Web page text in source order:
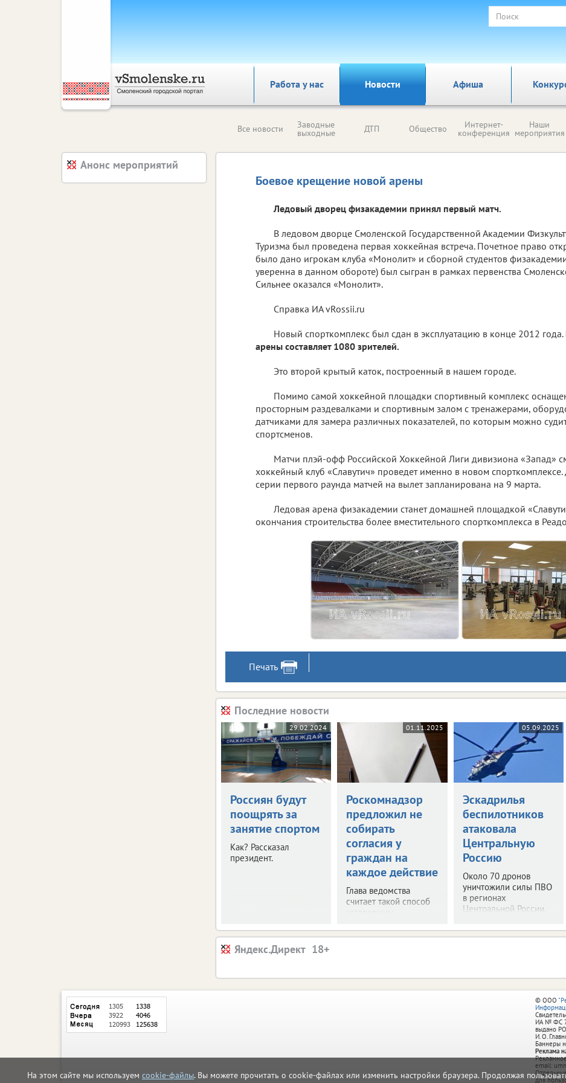
На этом сайте мы используем cookie-файлы. Вы можете прочитать о cookie-файлах или изменить настройки браузера. Продолжая
Работа у нас Новости Афиша
Все новости Заводные
выходные ДТП Общество Интернет-
конференция
Наши
мероприятия
Боевое крещение новой арены
Ледовый дворец физакадемии принял первый матч.
В ледовом дворце Смоленской Государственной Академии
Туризма был проведена первая хоккейная встреча. Почетное право
было дано игрокам клуба «Монолит» и сборной студентов
уверенна в данном обороте) был сыгран в рамках первенства
Сильнее оказался «Монолит».
Справка ИА vRossii.ru
Новый спорткомплекс был сдан в эксплуатацию в конце 2012 года.
арены составляет 1080 зрителей.
Это второй крытый каток, построенный в нашем городе.
Помимо самой хоккейной площадки спортивный комплекс
просторным раздевалками и спортивным залом с тренажерами,
датчиками для замера различных показателей, по которым можно
спортсменов.
Матчи плэй-офф Российской Хоккейной Лиги дивизиона «Запад»
хоккейный клуб «Славутич» проведет именно в новом спорткомплексе.
серии первого раунда матчей на вылет запланирована на 9 марта.
Ледовая арена физакадемии станет домашней площадкой
окончания строительства более вместительного спорткомплекса в
Печать
Последние новости
29.02.2024
Россиян будут
поощрять за
занятие спортом
Как? Рассказал
президент.
01.11.2025
Роскомнадзор
предложил не
собирать
согласия у
граждан на
каждое действие
Глава ведомства
считает такой способ
05.09.2025
Эскадрилья
беспилотников
атаковала
Центральную
Россию
Около 70 дронов
уничтожили силы ПВО
в регионах
Центральной России.
Яндекс.Директ
Анонс мероприятий
© ООО
ИА № ФС
выдано
И. О.
Баннеры
Реклама
email:
для